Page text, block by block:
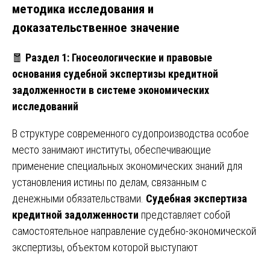
методика исследования и
доказательственное значение
🧧 Раздел 1: Гносеологические и правовые
основания судебной экспертизы кредитной
задолженности в системе экономических
исследований
В структуре современного судопроизводства особое
место занимают институты, обеспечивающие
применение специальных экономических знаний для
установления истины по делам, связанным с
денежными обязательствами. Судебная экспертиза
кредитной задолженности представляет собой
самостоятельное направление судебно-экономической
экспертизы, объектом которой выступают